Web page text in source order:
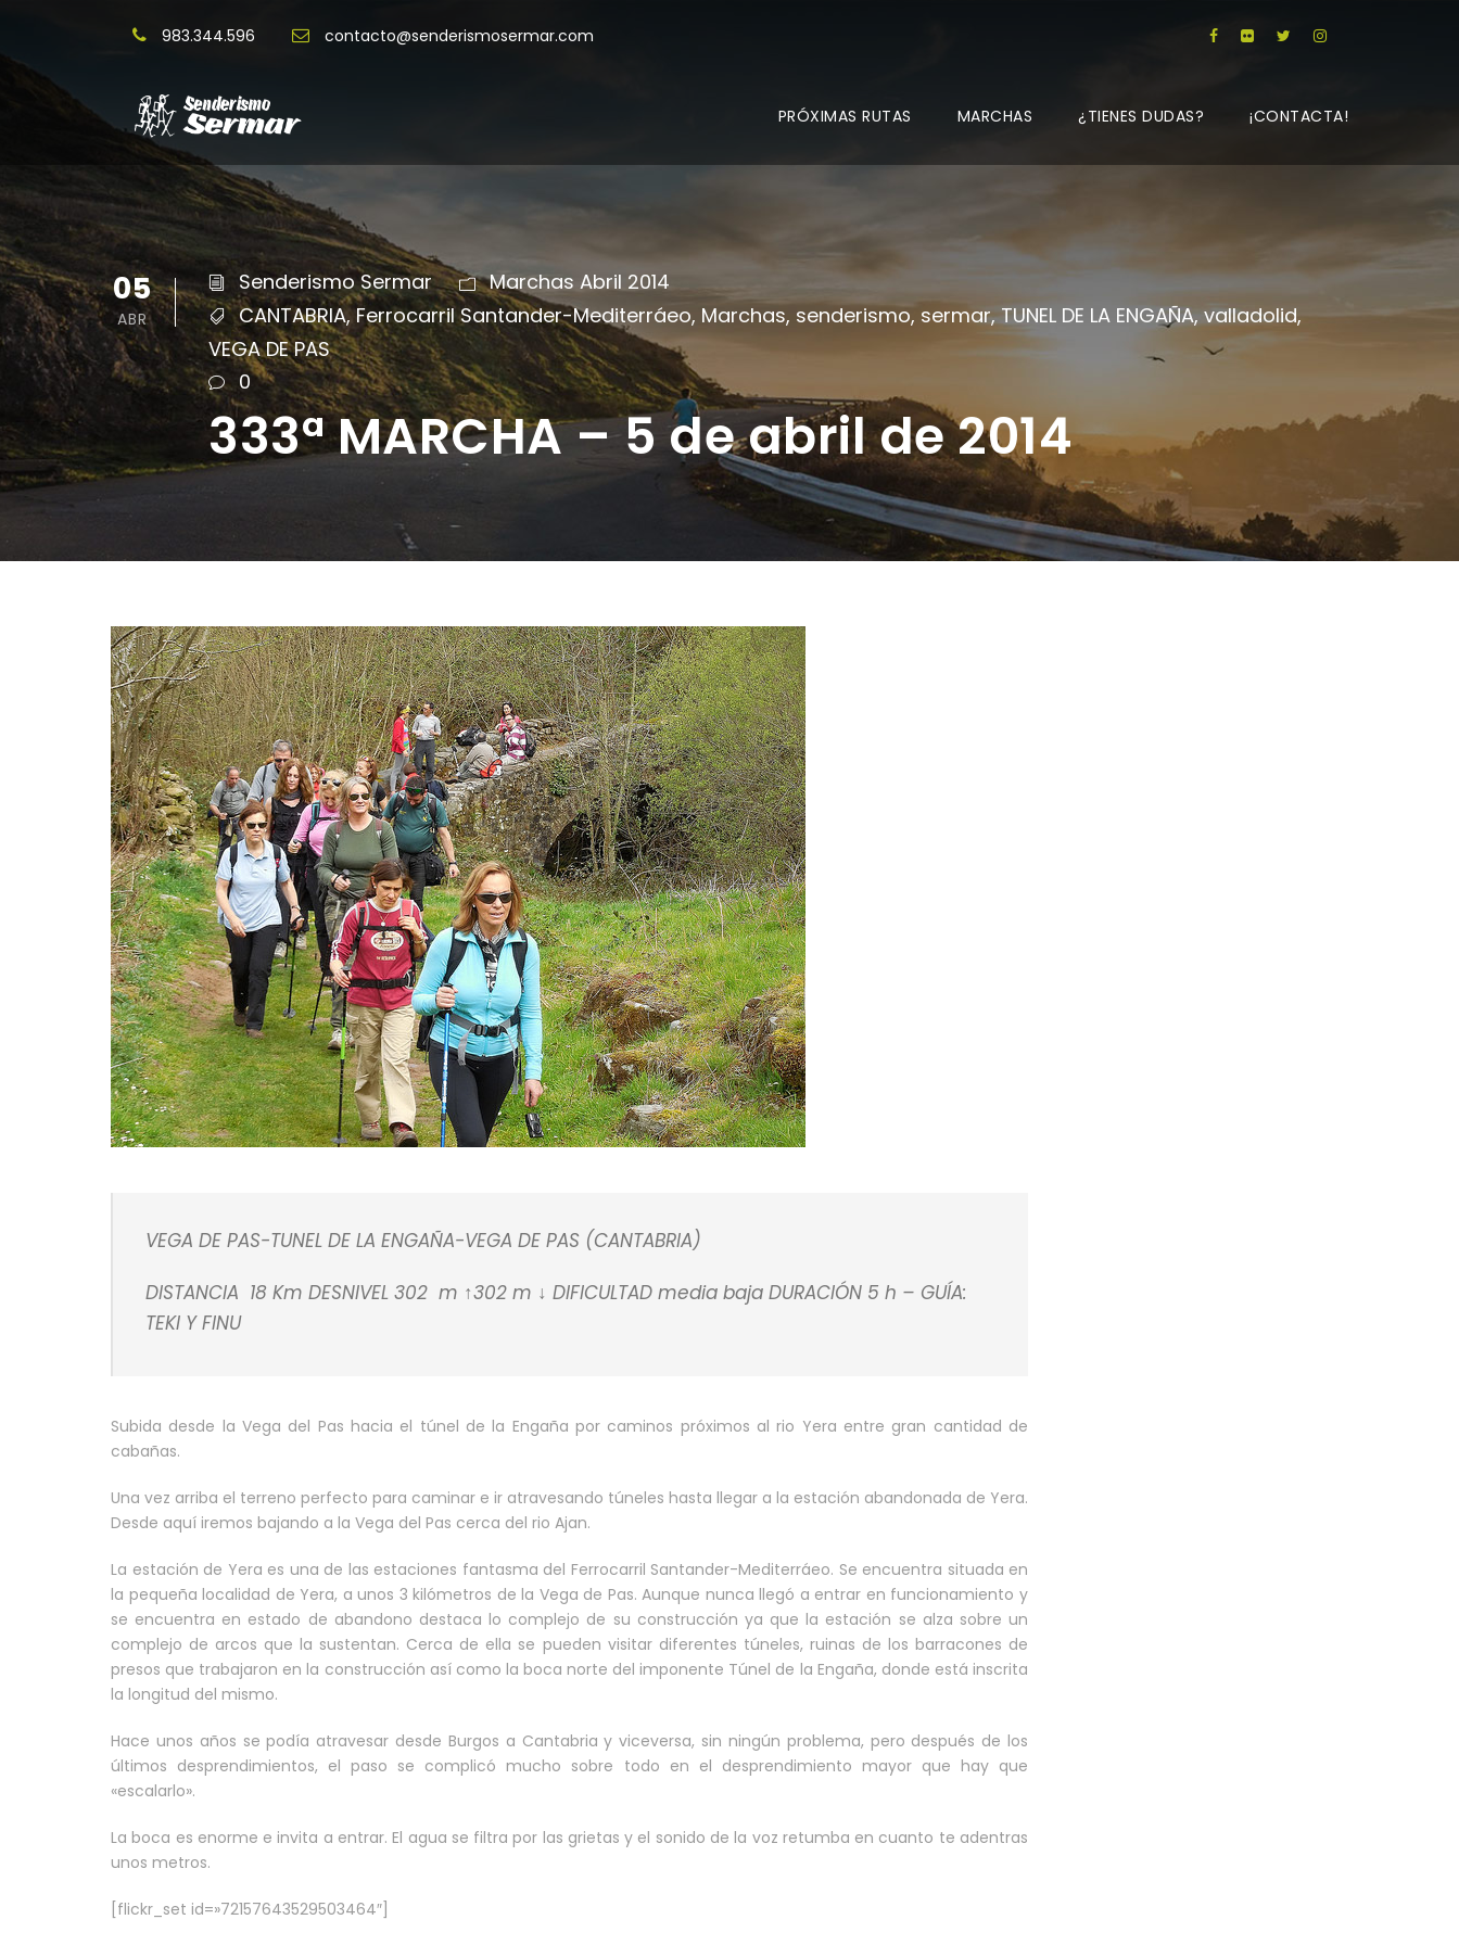
983.344.596 contacto@senderismosermar.com
PRÓXIMAS RUTAS MARCHAS ¿TIENES DUDAS? ¡CONTACTA!
05
ABR
Senderismo Sermar
Marchas Abril 2014
CANTABRIA, Ferrocarril Santander-Mediterráeo, Marchas, senderismo, sermar, TUNEL DE LA ENGAÑA, valladolid,
VEGA DE PAS
0
333ª MARCHA – 5 de abril de 2014
VEGA DE PAS-TUNEL DE LA ENGAÑA-VEGA DE PAS (CANTABRIA)
DISTANCIA 18 Km DESNIVEL 302 m ↑302 m ↓ DIFICULTAD media baja DURACIÓN 5 h – GUÍA:
TEKI Y FINU
Subida desde la Vega del Pas hacia el túnel de la Engaña por caminos próximos al rio Yera entre gran cantidad de
cabañas.
Una vez arriba el terreno perfecto para caminar e ir atravesando túneles hasta llegar a la estación abandonada de Yera.
Desde aquí iremos bajando a la Vega del Pas cerca del rio Ajan.
La estación de Yera es una de las estaciones fantasma del Ferrocarril Santander-Mediterráeo. Se encuentra situada en
la pequeña localidad de Yera, a unos 3 kilómetros de la Vega de Pas. Aunque nunca llegó a entrar en funcionamiento y
se encuentra en estado de abandono destaca lo complejo de su construcción ya que la estación se alza sobre un
complejo de arcos que la sustentan. Cerca de ella se pueden visitar diferentes túneles, ruinas de los barracones de
presos que trabajaron en la construcción así como la boca norte del imponente Túnel de la Engaña, donde está inscrita
la longitud del mismo.
Hace unos años se podía atravesar desde Burgos a Cantabria y viceversa, sin ningún problema, pero después de los
últimos desprendimientos, el paso se complicó mucho sobre todo en el desprendimiento mayor que hay que
«escalarlo».
La boca es enorme e invita a entrar. El agua se filtra por las grietas y el sonido de la voz retumba en cuanto te adentras
unos metros.
[flickr_set id=»72157643529503464″]